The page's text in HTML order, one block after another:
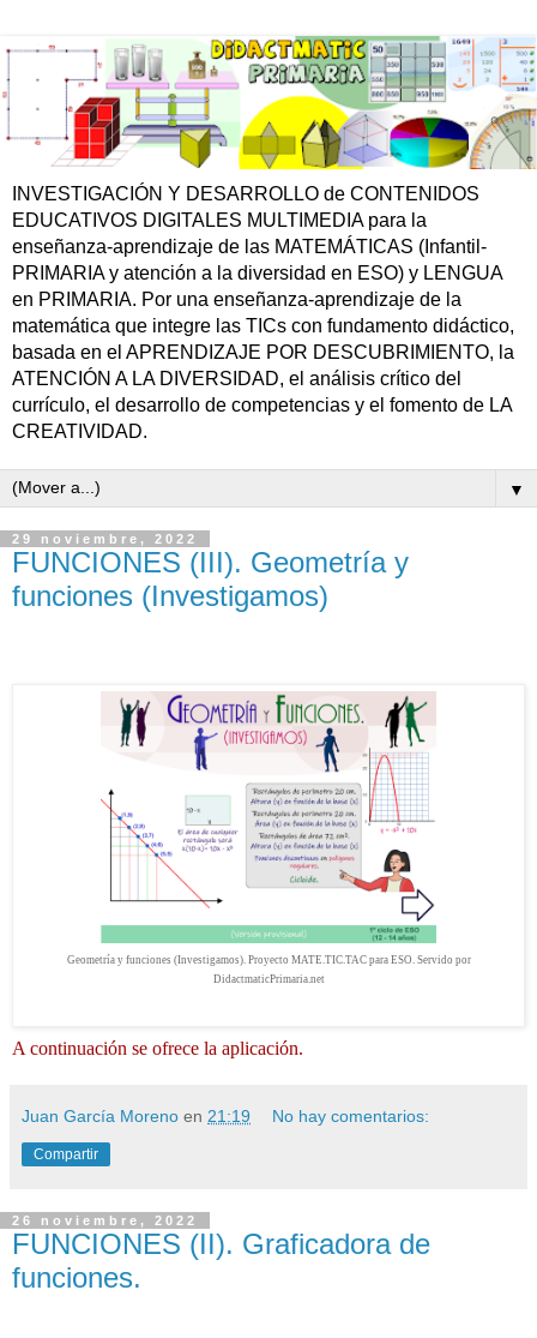
INVESTIGACIÓN Y DESARROLLO de CONTENIDOS
EDUCATIVOS DIGITALES MULTIMEDIA para la
enseñanza-aprendizaje de las MATEMÁTICAS (Infantil-
PRIMARIA y atención a la diversidad en ESO) y LENGUA
en PRIMARIA. Por una enseñanza-aprendizaje de la
matemática que integre las TICs con fundamento didáctico,
basada en el APRENDIZAJE POR DESCUBRIMIENTO, la
ATENCIÓN A LA DIVERSIDAD, el análisis crítico del
currículo, el desarrollo de competencias y el fomento de LA
CREATIVIDAD.
▼
29 noviembre, 2022
FUNCIONES (III). Geometría y
funciones (Investigamos)
Geometría y funciones (Investigamos). Proyecto MATE.TIC.TAC para ESO. Servido por
DidactmaticPrimaria.net
A continuación se ofrece la aplicación.
Juan García Moreno en 21:19 No hay comentarios:
Compartir
26 noviembre, 2022
FUNCIONES (II). Graficadora de
funciones.